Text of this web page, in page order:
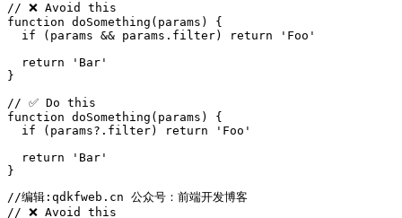
function doSomething(params) {
if (params && params.filter) return
'Foo'
return
'Bar'
}
function doSomething(params) {
if (params?.filter) return
'Foo'
return
'Bar'
//编辑:qdkfweb.cn 公众号：前端开发博客